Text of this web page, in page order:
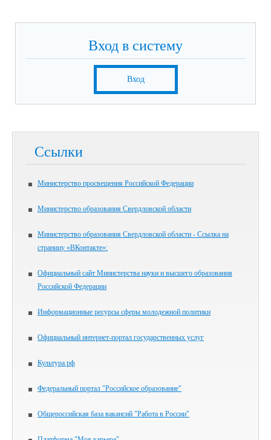
Вход в систему
Вход
Ссылки
Министерство просвещения Российской Федерации
Министерство образования Свердловской области
Министерство образования Свердловской области - Ссылка на
страницу «ВКонтакте»:
Официальный сайт Министерства науки и высшего образования
Российской Федерации
Информационные ресурсы сферы молодежной политики
Официальный интернет-портал государственных услуг
Культура.рф
Федеральный портал "Российское образование"
Общероссийская база вакансий "Работа в России"